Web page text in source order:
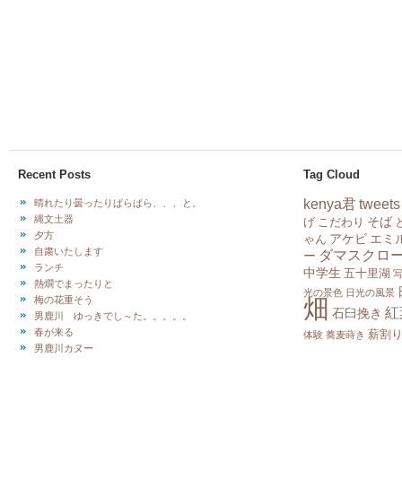
Recent Posts
晴れたり曇ったりぱらぱら、、、と。
縄文土器
夕方
自粛いたします
ランチ
熱燗でまったりと
梅の花重そう
男鹿川 ゆっきでし～た。。。。。
春が来る
男鹿川カヌー
Tag Cloud
kenya君 tweets
げ こだわり そば
ゃん アケビ エミ
ー ダマスクロ
中学生 五十里湖
光の景色 日光の風景
畑 石臼挽き 紅
体験 蕎麦蒔き 薪割り